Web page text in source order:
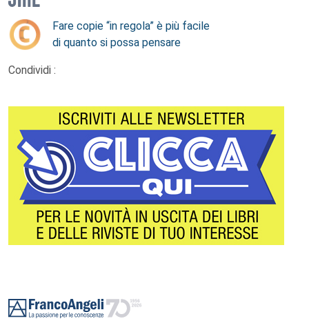
Fare copie “in regola” è più facile
di quanto si possa pensare
Condividi :